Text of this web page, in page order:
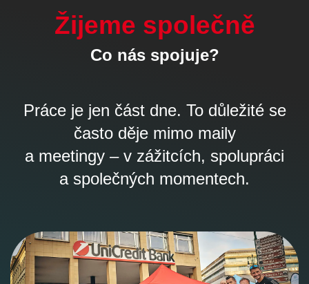
Žijeme společně
Co nás spojuje?
Práce je jen část dne. To důležité se
často děje mimo maily
a meetingy – v zážitcích, spolupráci
a společných momentech.